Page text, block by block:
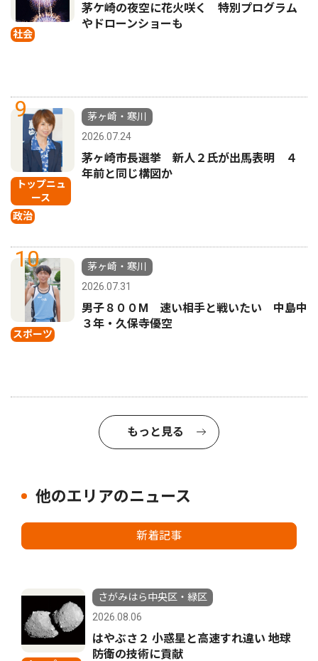
社会
茅ケ崎の夜空に花火咲く 特別プログラム
やドローンショーも
9
トップニュ
ース
政治
茅ヶ崎・寒川
2026.07.24
茅ヶ崎市長選挙 新人２氏が出馬表明 ４
年前と同じ構図か
10
スポーツ
茅ヶ崎・寒川
2026.07.31
男子８００M 速い相手と戦いたい 中島中
３年・久保寺優空
もっと見る
他のエリアのニュース
新着記事
さがみはら中央区・緑区
2026.08.06
はやぶさ２ 小惑星と高速すれ違い 地球
防衛の技術に貢献